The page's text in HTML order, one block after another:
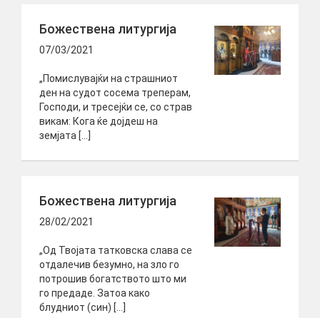
Божествена литургија
07/03/2021
„Помислувајќи на страшниот
ден на судот сосема треперам,
Господи, и тресејќи се, со страв
викам: Кога ќе дојдеш на
земјата […]
Божествена литургија
28/02/2021
„Од Твојата татковска слава се
отдалечив безумно, на зло го
потрошив богатството што ми
го предаде. Затоа како
блудниот (син) […]